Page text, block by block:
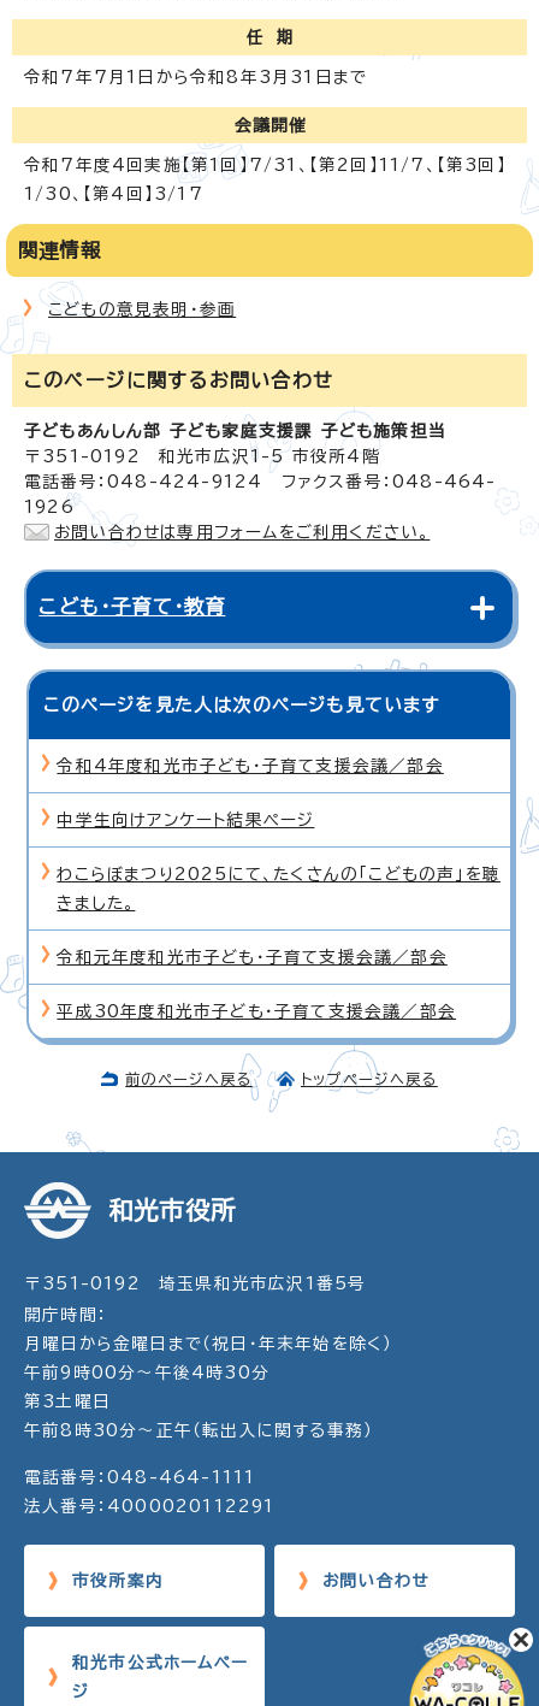
任 期
令和7年7月1日から令和8年3月31日まで
会議開催
令和7年度4回実施【第1回】7/31、【第2回】11/7、【第3回】
1/30、【第4回】3/17
関連情報
こどもの意見表明・参画
このページに関する お問い合わせ
子どもあんしん部 子ども家庭支援課 子ども施策担当
〒351-0192 和光市広沢1-5 市役所4階
電話番号：048-424-9124 ファクス番号：048-464-
1926
お問い合わせは専用フォームをご利用ください。
こども・子育て・教育
このページを見た人は次のページも見ています
令和4年度和光市子ども・子育て支援会議／部会
中学生向けアンケート結果ページ
わこらぼまつり2025にて、たくさんの「こどもの声」を聴
きました。
令和元年度和光市子ども・子育て支援会議／部会
平成30年度和光市子ども・子育て支援会議／部会
前のページへ戻る トップページへ戻る
和光市役所
〒351-0192 埼玉県和光市広沢1番5号
開庁時間：
月曜日から金曜日まで（祝日・年末年始を除く）
午前9時00分～午後4時30分
第3土曜日
午前8時30分～正午（転出入に関する事務）
電話番号：048-464-1111
法人番号：4000020112291
市役所案内 お問い合わせ
和光市公式ホームペー
ジ